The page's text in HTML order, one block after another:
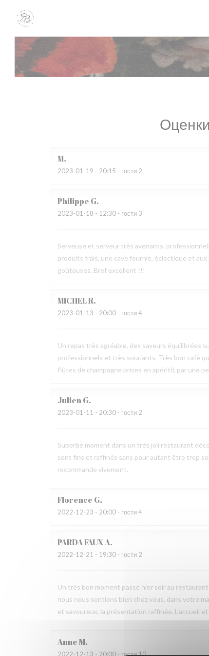
M
2023-01-19 - 20:15 - гости 2
Philippe G
2023-01-18 - 12:30 - гости 3
Serveuse et serveur très avenants,
produits frais, une cave fournie, éclectique et
goûteuses. Bref excellent !!!
MICHELR
2023-01-13 - 20:00 - гости 4
Un repas très agréable, des saveurs équilibrées
professionnels et très souriants. Très bon café
flûtes de champagne prises en apéritif, par une
JulienG
2023-01-11 - 20:30 - гости 2
Superbe moment dans un très joli restaurant
sont fins et raffinés sans pour autant être trop
recommande vivement.
Florence G
2022-12-23 - 20:00 - гости 4
PARDA FAUXA
2022-12-21 - 19:30 - гости 2
Un très bon moment passé hier soir au
nous nous sentions bien chez vous, dans votre
et savoureux, la présentation raffinée. L’accueil
AnneM
2022-12-13 - 20:00 - гости 10